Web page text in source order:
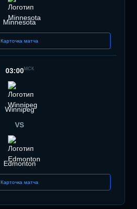
Minnesota
Карточка матча
03:00МСК
Winnipeg
VS
Edmonton
Карточка матча